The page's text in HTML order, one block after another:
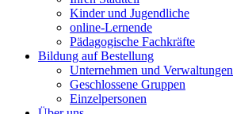
Kinder und Jugendliche
online-Lernende
Pädagogische Fachkräfte
Bildung auf Bestellung
Unternehmen und Verwaltungen
Geschlossene Gruppen
Einzelpersonen